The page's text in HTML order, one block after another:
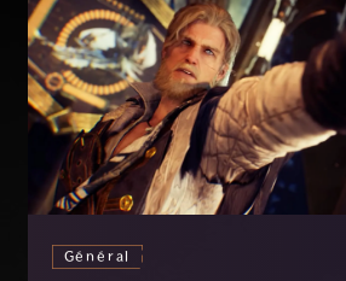
Général